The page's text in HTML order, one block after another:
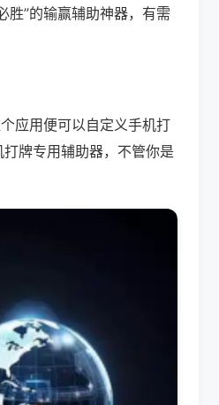
胜”的输赢辅助神器，有需
应用便可以自定义手机打
牌专用辅助器，不管你是